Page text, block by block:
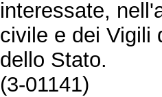
interessate,
civile e dei Vigili
dello Stato.
(3-01141)